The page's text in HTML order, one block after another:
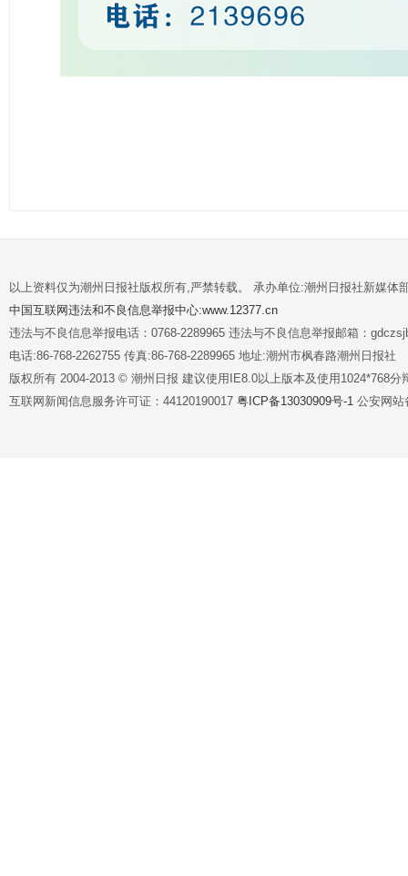
以上资料仅为潮州日报社版权所有,严禁转载。 承办单位:潮州日报社新媒体
中国互联网违法和不良信息举报中心:www.12377.cn
违法与不良信息举报电话：0768-2289965 违法与不良信息举报邮箱：
电话:86-768-2262755 传真:86-768-2289965 地址:潮州市枫春路潮州日报社
版权所有 2004-2013 © 潮州日报 建议使用IE8.0以上版本及使用1024*768分
互联网新闻信息服务许可证：44120190017 粤ICP备13030909号-1 公安网站